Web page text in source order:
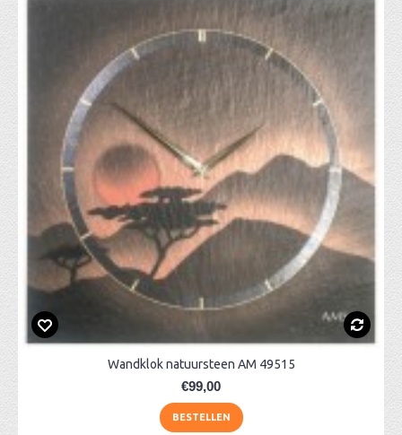
Wandklok natuursteen AM 49515
€99,00
BESTELLEN